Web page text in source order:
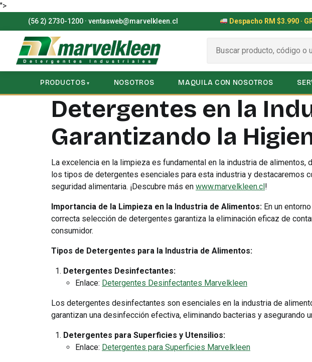
">
(56 2) 2730-1200 · ventasweb@marvelkleen.cl Despacho RM $3.990 ·
PRODUCTOS NOSOTROS MAQUILA CON NOSOTROS
Detergentes en la
Garantizando la
La excelencia en la limpieza es fundamental en la industria de
los tipos de detergentes esenciales para esta industria y destacaremos
seguridad alimentaria. ¡Descubre más en www.marvelkleen.cl!
Importancia de la Limpieza en la Industria de Alimentos: En un
correcta selección de detergentes garantiza la eliminación eficaz de
consumidor.
Tipos de Detergentes para la Industria de Alimentos:
Detergentes Desinfectantes:
Enlace: Detergentes Desinfectantes Marvelkleen
Los detergentes desinfectantes son esenciales en la industria de
garantizan una desinfección efectiva, eliminando bacterias y asegurando
Detergentes para Superficies y Utensilios:
Enlace: Detergentes para Superficies Marvelkleen